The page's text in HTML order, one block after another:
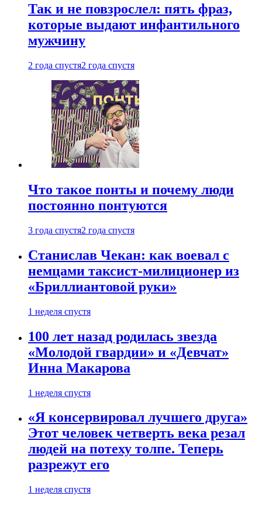
Так и не повзрослел: пять фраз,
которые выдают инфантильного
мужчину
2 года спустя2 года спустя
Что такое понты и почему люди
постоянно понтуются
3 года спустя2 года спустя
Станислав Чекан: как воевал с
немцами таксист-милиционер из
«Бриллиантовой руки»
1 неделя спустя
100 лет назад родилась звезда
«Молодой гвардии» и «Девчат»
Инна Макарова
1 неделя спустя
«Я консервировал лучшего друга»
Этот человек четверть века резал
людей на потеху толпе. Теперь
разрежут его
1 неделя спустя